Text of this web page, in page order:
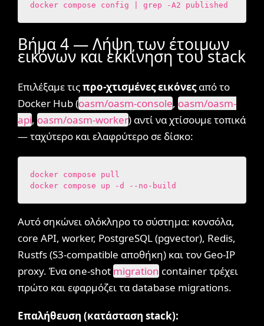
docker compose config | grep -A2 published
Βήμα 4 — Λήψη των έτοιμων
εικόνων και εκκίνηση του stack
Επιλέξαμε τιςπρο-χτισμένες εικόνεςαπό το
Docker Hub (oasm/oasm-console, oasm/oasm-
api, oasm/oasm-worker) αντί να χτίσουμε τοπικά
— ταχύτερο και ελαφρύτερο σε δίσκο:
docker compose pull
docker compose up -d --no-build
Αυτό σηκώνει ολόκληρο το σύστημα: κονσόλα,
core API, worker, PostgreSQL (pgvector), Redis,
Rustfs (S3-compatible αποθήκη) και τον Geo-IP
proxy. Ένα one-shot migration container τρέχει
πρώτο και εφαρμόζει τα database migrations.
Επαλήθευση (κατάσταση stack):